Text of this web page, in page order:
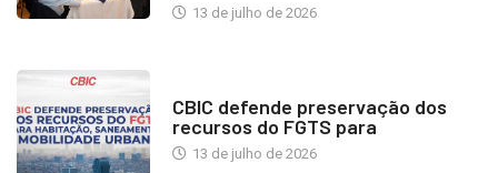
13 de julho de 2026
CBIC defende preservação dos
recursos do FGTS para
13 de julho de 2026